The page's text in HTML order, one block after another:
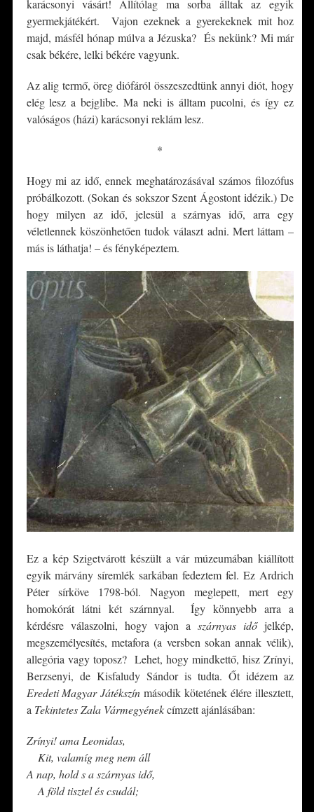
karácsonyi vásárt! Állítólag ma sorba álltak az egyik
gyermekjátékért. Vajon ezeknek a gyerekeknek mit hoz
majd, másfél hónap múlva a Jézuska? És nekünk? Mi már
csak békére, lelki békére vagyunk.
Az alig termő, öreg diófáról összeszedtünk annyi diót, hogy
elég lesz a bejglibe. Ma neki is álltam pucolni, és így ez
valóságos (házi) karácsonyi reklám lesz.
*
Hogy mi az idő, ennek meghatározásával számos filozófus
próbálkozott. (Sokan és sokszor Szent Ágostont idézik.) De
hogy milyen az idő, jelesül a szárnyas idő, arra egy
véletlennek köszönhetően tudok választ adni. Mert láttam –
más is láthatja! – és fényképeztem.
Ez a kép Szigetvárott készült a vár múzeumában kiállított
egyik márvány síremlék sarkában fedeztem fel. Ez Ardrich
Péter sírköve 1798-ból. Nagyon meglepett, mert egy
homokórát látni két szárnnyal. Így könnyebb arra a
kérdésre válaszolni, hogy vajon a szárnyas időjelkép,
megszemélyesítés, metafora (a versben sokan annak vélik),
allegória vagy toposz? Lehet, hogy mindkettő, hisz Zrínyi,
Berzsenyi, de Kisfaludy Sándor is tudta. Őt idézem az
Eredeti Magyar Játékszín második kötetének élére illesztett,
a Tekintetes Zala Vármegyénekcímzett ajánlásában:
Zrínyi! ama Leonidas,
Kit, valamíg meg nem áll
A nap, hold s a szárnyas idő,
A föld tisztel és csudál;